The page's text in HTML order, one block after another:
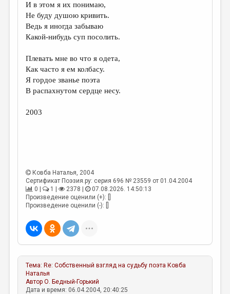
КНИЖНАЯ ПОЛКА
ОБЗОР ЛИТЕРАТУРЫ
ОБЪЯВЛЕНИЯ
КОЛОНКА РЕДАКТОРА
ЛИТЕРАТУРОВЕДЕНИЕ
КУЛЬТУРОВЕДЕНИЕ
ПУБЛИЦИСТИКА
РЕЦЕНЗИРОВАНИЕ
ЦИКЛЫ ПУБЛИКАЦИЙ
ТРЕДИАКОВСКИЙ
МЕДИА
И в этом я их понимаю,
Не буду душою кривить.
Ведь я иногда забываю
Какой-нибудь суп посолить.
Плевать мне во что я одета,
Как часто я ем колбасу.
Я гордое званье поэта
В распахнутом сердце несу.
2003
Ковба Наталья, 2004
Сертификат Поэзия.ру: серия 696 № 23559 от 01.04.2004
0 |
1 | 2378 |
07.08.2026. 14:50:13
Произведение оценили (+): []
Произведение оценили (-): []
Тема: Re: Собственный взгляд на судьбу поэта Ковба
Наталья
АвторО. Бедный-Горький
Дата и время: 06.04.2004, 20:40:25